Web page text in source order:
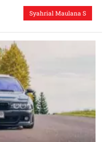
Syahrial Maulana S